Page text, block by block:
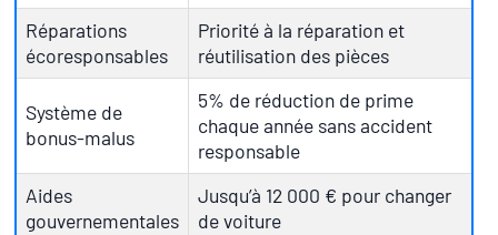
Réparations
écoresponsables
Priorité à la réparation et
réutilisation des pièces
Système de
bonus-malus
5% de réduction de prime
chaque année sans accident
responsable
Aides
gouvernementales
Jusqu’à 12 000 € pour changer
de voiture